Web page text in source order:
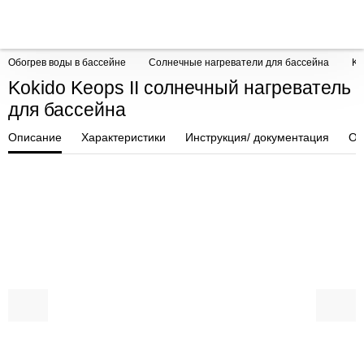
Обогрев воды в бассейне Солнечные нагреватели для бассейна
Kokido Keops II солнечный нагреватель
для бассейна
Описание Характеристики Инструкция/ документация